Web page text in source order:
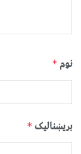
نوم *
بریښنالیک *